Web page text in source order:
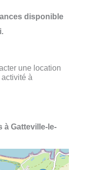
disponible
une location
à
à Gatteville-le-